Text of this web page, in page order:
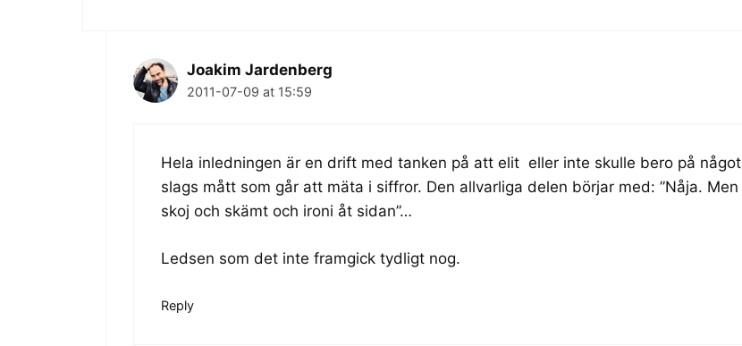
Joakim Jardenberg
2011-07-09 at 15:59
Hela inledningen är en drift med tanken på att elit eller inte skulle bero på något
slags mått som går att mäta i siffror. Den allvarliga delen börjar med: ”Nåja. Men
skoj och skämt och ironi åt sidan”…
Ledsen som det inte framgick tydligt nog.
Reply